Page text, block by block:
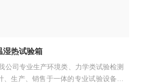
湿热试验箱
生产、销售于一体的专业试验设备有